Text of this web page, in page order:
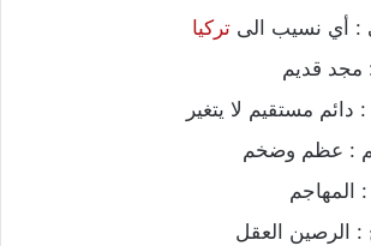
: أي نسيب الى تركيا
مجد قديم
مستقيم لا يتغير
: عظم وضخم
المهاجم
الرصين العقل